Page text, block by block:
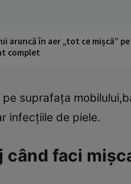
aruncă în aer „tot ce mișcă”
complet
suprafaţa
infecţiile de piele.
când faci